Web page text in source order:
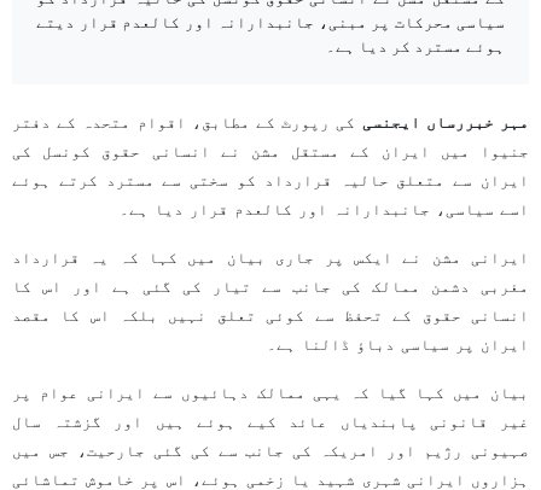
سیاسی محرکات پر مبنی، جانبدارانہ اور کالعدم قرار دیتے
ہوئے مسترد کر دیا ہے۔
مہر خبررساں ایجنسی کی رپورٹ کے مطابق، اقوام متحدہ کے دفتر
جنیوا میں ایران کے مستقل مشن نے انسانی حقوق کونسل کی
ایران سے متعلق حالیہ قرارداد کو سختی سے مسترد کرتے ہوئے
اسے سیاسی، جانبدارانہ اور کالعدم قرار دیا ہے۔
ایرانی مشن نے ایکس پر جاری بیان میں کہا کہ یہ قرارداد
مغربی دشمن ممالک کی جانب سے تیار کی گئی ہے اور اس کا
انسانی حقوق کے تحفظ سے کوئی تعلق نہیں بلکہ اس کا مقصد
ایران پر سیاسی دباؤ ڈالنا ہے۔
بیان میں کہا گیا کہ یہی ممالک دہائیوں سے ایرانی عوام پر
غیر قانونی پابندیاں عائد کیے ہوئے ہیں اور گزشتہ سال
صہیونی رژیم اور امریکہ کی جانب سے کی گئی جارحیت، جس میں
ہزاروں ایرانی شہری شہید یا زخمی ہوئے، اس پر خاموش تماشائی